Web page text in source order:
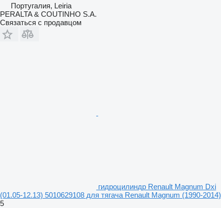
Португалия, Leiria
PERALTA & COUTINHO S.A.
Связаться с продавцом
гидроцилиндр Renault Magnum Dxi
(01.05-12.13) 5010629108 для тягача Renault Magnum (1990-2014)
5